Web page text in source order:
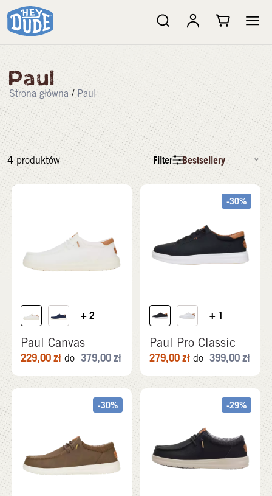
Paul
Strona główna / Paul
4produktów Filter Bestsellery
+ 2
Paul Canvas
229,00zł do 379,00zł
-30%
+ 1
Paul Pro Classic
279,00zł do 399,00zł
-30% -29%